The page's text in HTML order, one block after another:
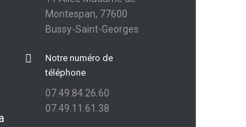
Montespan, 77600
Bussy-Saint-Georges
Notre numéro de
téléphone
07.49.84.26.60
07.49.11.61.38